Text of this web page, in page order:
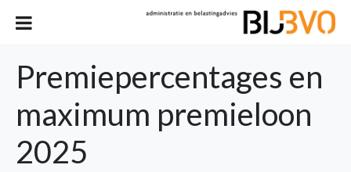
Premiepercentages en
maximum premieloon
2025